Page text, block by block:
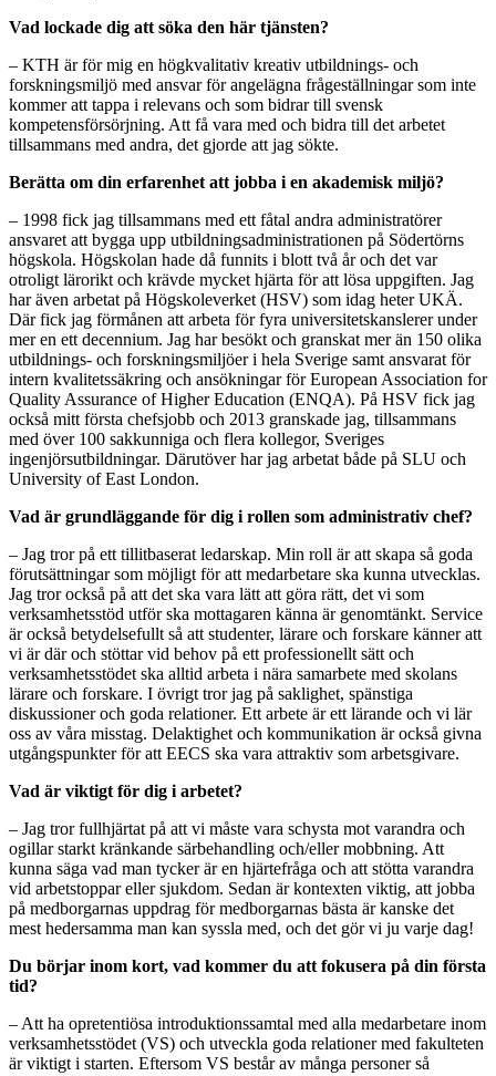
Vad lockade dig att söka den här tjänsten?
– KTH är för mig en högkvalitativ kreativ utbildnings- och
forskningsmiljö med ansvar för angelägna frågeställningar som inte
kommer att tappa i relevans och som bidrar till svensk
kompetensförsörjning. Att få vara med och bidra till det arbetet
tillsammans med andra, det gjorde att jag sökte.
Berätta om din erfarenhet att jobba i en akademisk miljö?
– 1998 fick jag tillsammans med ett fåtal andra administratörer
ansvaret att bygga upp utbildningsadministrationen på Södertörns
högskola. Högskolan hade då funnits i blott två år och det var
otroligt lärorikt och krävde mycket hjärta för att lösa uppgiften. Jag
har även arbetat på Högskoleverket (HSV) som idag heter UKÄ.
Där fick jag förmånen att arbeta för fyra universitetskanslerer under
mer en ett decennium. Jag har besökt och granskat mer än 150 olika
utbildnings- och forskningsmiljöer i hela Sverige samt ansvarat för
intern kvalitetssäkring och ansökningar för European Association for
Quality Assurance of Higher Education (ENQA). På HSV fick jag
också mitt första chefsjobb och 2013 granskade jag, tillsammans
med över 100 sakkunniga och flera kollegor, Sveriges
ingenjörsutbildningar. Därutöver har jag arbetat både på SLU och
University of East London.
Vad är grundläggande för dig i rollen som administrativ chef?
– Jag tror på ett tillitbaserat ledarskap. Min roll är att skapa så goda
förutsättningar som möjligt för att medarbetare ska kunna utvecklas.
Jag tror också på att det ska vara lätt att göra rätt, det vi som
verksamhetsstöd utför ska mottagaren känna är genomtänkt. Service
är också betydelsefullt så att studenter, lärare och forskare känner att
vi är där och stöttar vid behov på ett professionellt sätt och
verksamhetsstödet ska alltid arbeta i nära samarbete med skolans
lärare och forskare. I övrigt tror jag på saklighet, spänstiga
diskussioner och goda relationer. Ett arbete är ett lärande och vi lär
oss av våra misstag. Delaktighet och kommunikation är också givna
utgångspunkter för att EECS ska vara attraktiv som arbetsgivare.
Vad är viktigt för dig i arbetet?
– Jag tror fullhjärtat på att vi måste vara schysta mot varandra och
ogillar starkt kränkande särbehandling och/eller mobbning. Att
kunna säga vad man tycker är en hjärtefråga och att stötta varandra
vid arbetstoppar eller sjukdom. Sedan är kontexten viktig, att jobba
på medborgarnas uppdrag för medborgarnas bästa är kanske det
mest hedersamma man kan syssla med, och det gör vi ju varje dag!
Du börjar inom kort, vad kommer du att fokusera på din första
tid?
– Att ha opretentiösa introduktionssamtal med alla medarbetare inom
verksamhetsstödet (VS) och utveckla goda relationer med fakulteten
är viktigt i starten. Eftersom VS består av många personer så